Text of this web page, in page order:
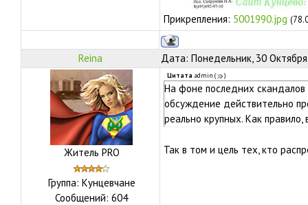
Прикрепления: 5001990.jpg
Reina Дата: Понедельник, 30
Житель PRO
Группа: Кунцевчане
Сообщений: 604
Цитата admin ( )
На фоне последних скандалов
обсуждение действительно
реально крупных. Как
Так в том и цель тех, кто